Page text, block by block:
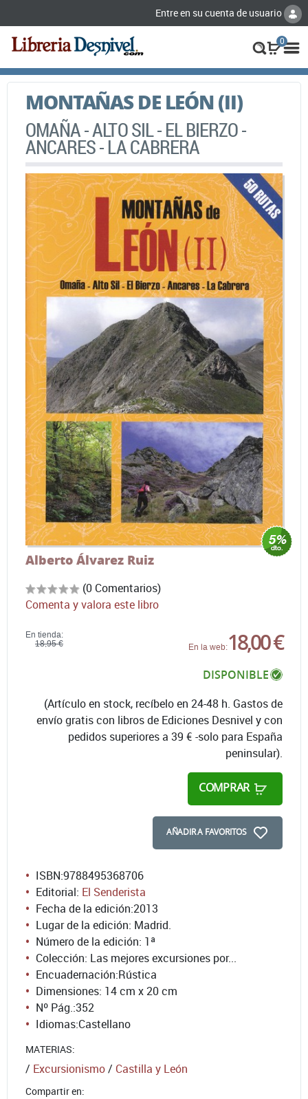
Entre en su cuenta de usuario
0
MONTAÑAS DE LEÓN (II)
OMAÑA - ALTO SIL - EL BIERZO -
ANCARES - LA CABRERA
Alberto Álvarez Ruiz
(0 Comentarios)
Comenta y valora este libro
En tienda:
18,95 €
En la web:18,00 €
DISPONIBLE
(Artículo en stock, recíbelo en 24-48 h. Gastos de
envío gratis con libros de Ediciones Desnivel y con
pedidos superiores a 39 € -solo para España
peninsular).
COMPRAR
AÑADIR A FAVORITOS
ISBN:9788495368706
Editorial: El Senderista
Fecha de la edición:2013
Lugar de la edición: Madrid.
Número de la edición: 1ª
Colección: Las mejores excursiones por...
Encuadernación:Rústica
Dimensiones: 14 cm x 20 cm
Nº Pág.:352
Idiomas:Castellano
MATERIAS:
/ Excursionismo/ Castilla y León
Compartir en: